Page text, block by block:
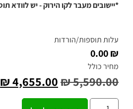
*יישובים מעבר לקו הירוק - יש לוודא
עלות תוספות/הורדות
₪ 0.00
מחיר כולל
₪5,590.00
₪4,655.00